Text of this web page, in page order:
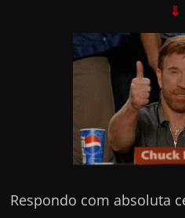
⇓
Respondo com absoluta